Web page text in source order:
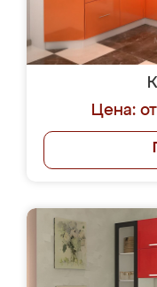
Цена: